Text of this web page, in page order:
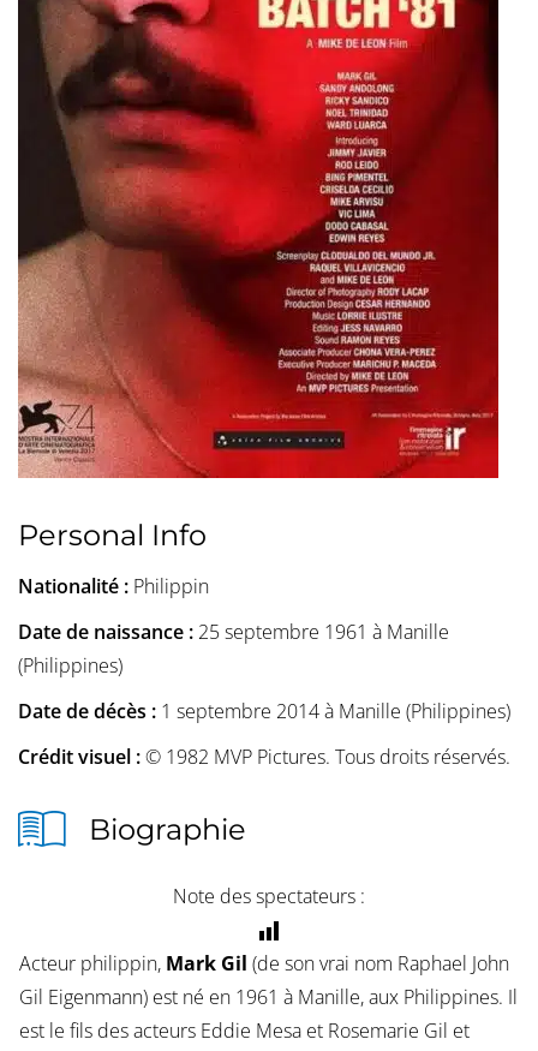
Personal Info
Nationalité : Philippin
Date de naissance : 25 septembre 1961 à Manille
(Philippines)
Date de décès : 1 septembre 2014 à Manille (Philippines)
Crédit visuel :© 1982 MVP Pictures. Tous droits réservés.
Biographie
Note des spectateurs :
Acteur philippin, Mark Gil (de son vrai nom Raphael John
Gil Eigenmann) est né en 1961 à Manille, aux Philippines. Il
est le fils des acteurs Eddie Mesa et Rosemarie Gil et